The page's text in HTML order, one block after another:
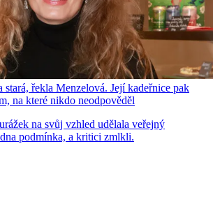
stará, řekla Menzelová. Její kadeřnice pak
na které nikdo neodpověděl
na svůj vzhled udělala veřejný
podmínka, a kritici zmlkli.